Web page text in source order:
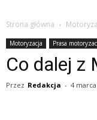
Strona główna
Motoryzacja Prasa
Co dalej z
Przez Redakcja - 4